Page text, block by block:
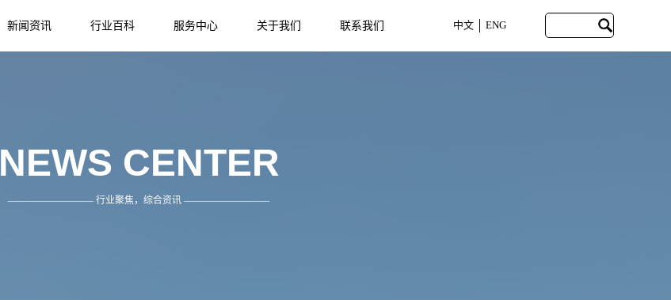
中文 ENG
新闻资讯 行业百科 服务中心 关于我们 联系我们
NEWS CENTER
————————— 行业聚焦，综合资讯 —————————